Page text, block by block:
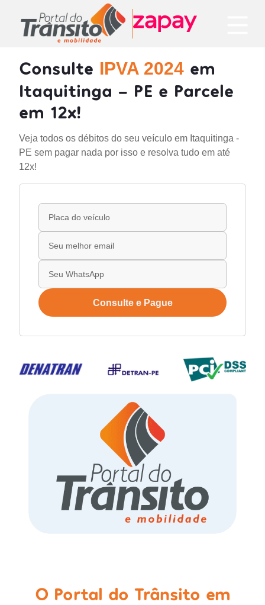
Consulte IPVA 2024 em
Itaquitinga - PE e Parcele
em 12x!
Veja todos os débitos do seu veículo em Itaquitinga -
PE sem pagar nada por isso e resolva tudo em até
12x!
Consulte e Pague
O Portal do Trânsito em